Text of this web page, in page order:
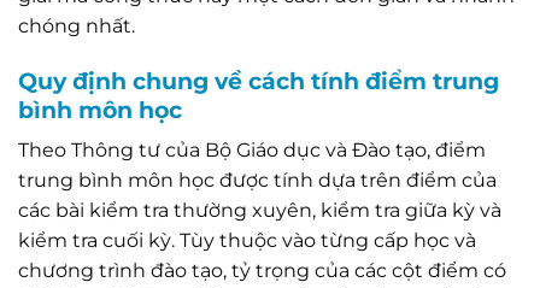
chóng nhất.
Quy định chung về cách tính điểm trung
bình môn học
Theo Thông tư của Bộ Giáo dục và Đào tạo, điểm
trung bình môn học được tính dựa trên điểm của
các bài kiểm tra thường xuyên, kiểm tra giữa kỳ và
kiểm tra cuối kỳ. Tùy thuộc vào từng cấp học và
chương trình đào tạo, tỷ trọng của các cột điểm có